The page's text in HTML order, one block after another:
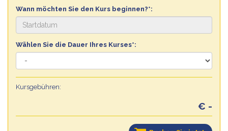
Wann möchten Sie den Kurs beginnen?*:
Wählen Sie die Dauer Ihres Kurses*:
Kursgebühren:
€ -